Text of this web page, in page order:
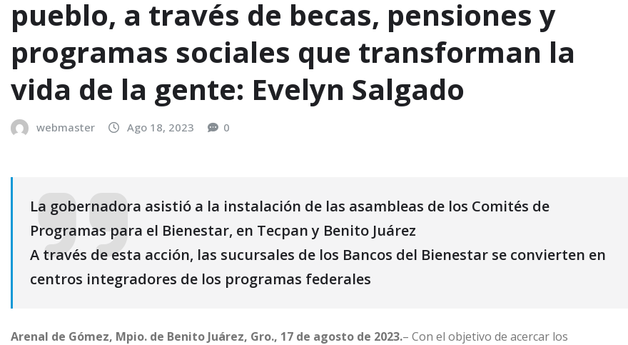
pueblo, a través de becas, pensiones y
programas sociales que transforman la
vida de la gente: Evelyn Salgado
webmaster Ago 18, 2023 0
La gobernadora asistió a la instalación de las asambleas de los Comités de
Programas para el Bienestar, en Tecpan y Benito Juárez
A través de esta acción, las sucursales de los Bancos del Bienestar se convierten en
centros integradores de los programas federales
Arenal de Gómez, Mpio. de Benito Juárez, Gro., 17 de agosto de 2023.– Con el objetivo de acercar los